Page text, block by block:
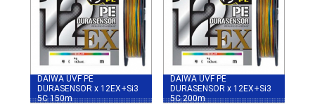
DAIWA UVF PE
DURASENSOR x 12EX+Si3
5C 150m
DAIWA UVF PE
DURASENSOR x 12EX+Si3
5C 200m